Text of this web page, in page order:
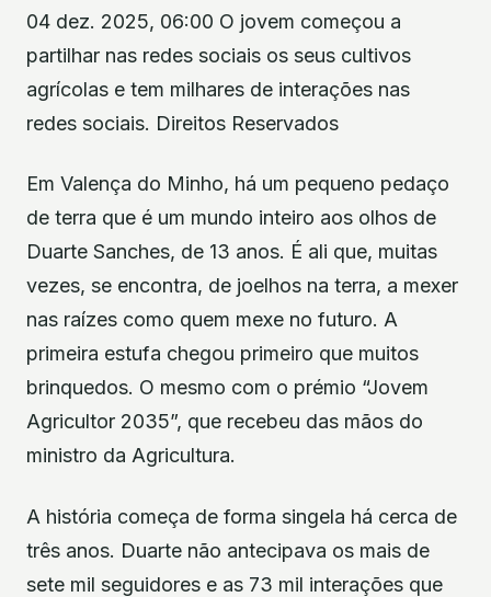
04 dez. 2025, 06:00 O jovem começou a
partilhar nas redes sociais os seus cultivos
agrícolas e tem milhares de interações nas
redes sociais. Direitos Reservados
Em Valença do Minho, há um pequeno pedaço
de terra que é um mundo inteiro aos olhos de
Duarte Sanches, de 13 anos. É ali que, muitas
vezes, se encontra, de joelhos na terra, a mexer
nas raízes como quem mexe no futuro. A
primeira estufa chegou primeiro que muitos
brinquedos. O mesmo com o prémio “Jovem
Agricultor 2035”, que recebeu das mãos do
ministro da Agricultura.
A história começa de forma singela há cerca de
três anos. Duarte não antecipava os mais de
sete mil seguidores e as 73 mil interações que